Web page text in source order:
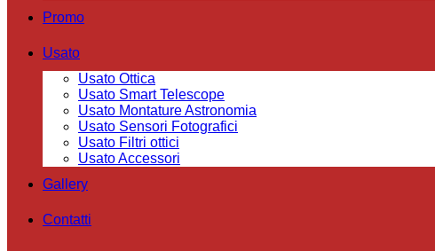
Promo
Usato
Usato Ottica
Usato Smart Telescope
Usato Montature Astronomia
Usato Sensori Fotografici
Usato Filtri ottici
Usato Accessori
Gallery
Contatti